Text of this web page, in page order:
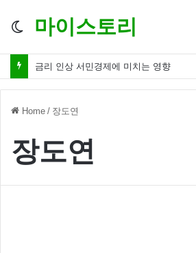
Switch
마이스토리
금리 인상 서민경제에 미치는 영향
Home / 장도연
장도연